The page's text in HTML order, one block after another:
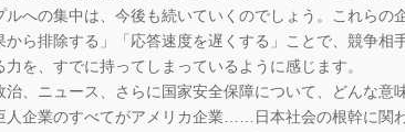
ルへの集中は、今後も続いていくのでしょう。これらの
から排除する」「応答速度を遅くする」ことで、競争相
を、すでに持ってしまっているように感じます。
、ニュース、さらに国家安全保障について、どんな意
人企業のすべてがアメリカ企業……日本社会の根幹に関